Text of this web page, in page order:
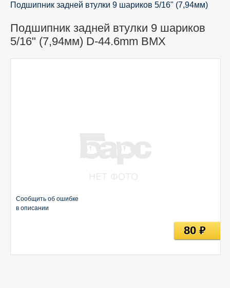
Подшипник задней втулки 9 шариков 5/16" (7,94мм)
Подшипник задней втулки 9 шариков
5/16" (7,94мм) D-44.6mm BMX
Сообщить об ошибке
в описании
80руб